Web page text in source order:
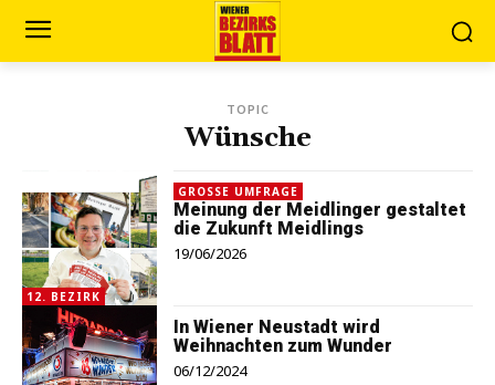
TOPIC
Wünsche
12. BEZIRK
GROSSE UMFRAGE
Meinung der Meidlinger gestaltet
die Zukunft Meidlings
19/06/2026
In Wiener Neustadt wird
Weihnachten zum Wunder
06/12/2024